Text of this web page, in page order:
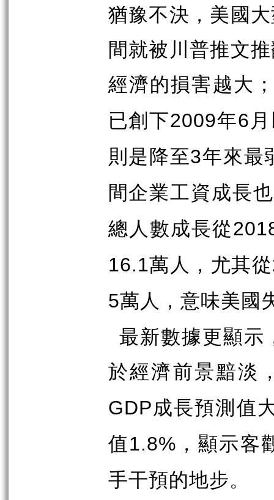
猶豫不決，美國
間就被川普推文
經濟的損害越大
已創下2009年6
則是降至3年來最
間企業工資成長
總人數成長從
16.1萬人，尤其從
5萬人，意味美國
最新數據更顯示
於經濟前景黯淡
GDP成長預測值
值1.8% ，顯示
手干預的地步。